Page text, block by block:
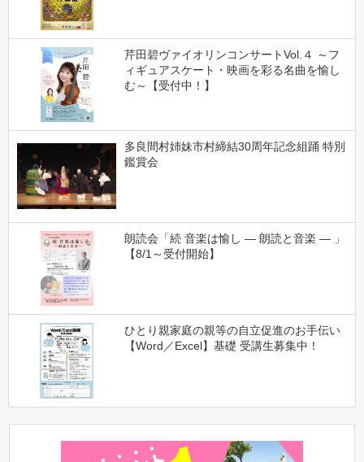
芹田碧ヴァイオリンコンサートVol.４ ～フ
ィギュアスケート・映画を彩る名曲を愉し
む～【受付中！】
多良間村姉妹市村締結30周年記念組踊 特別
鑑賞会
朗読会「続 音楽は愉し ― 朗読と音楽 ― 」
【8/1～受付開始】
ひとり親家庭の親等の自立促進のお手伝い
【Word／Excel】基礎 受講生募集中！